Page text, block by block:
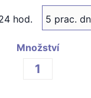
pro školy
hod. 5 prac.
Množství